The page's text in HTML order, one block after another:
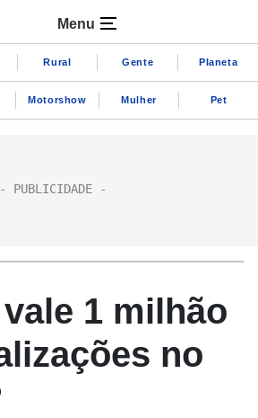
Menu
Rural Gente Planeta
Motorshow Mulher Pet
1 milhão
no